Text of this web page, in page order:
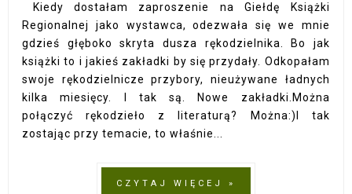
Kiedy dostałam zaproszenie na Giełdę Książki
Regionalnej jako wystawca, odezwała się we mnie
gdzieś głęboko skryta dusza rękodzielnika. Bo jak
książki to i jakieś zakładki by się przydały. Odkopałam
swoje rękodzielnicze przybory, nieużywane ładnych
kilka miesięcy. I tak są. Nowe zakładki.Można
połączyć rękodzieło z literaturą? Można:)I tak
zostając przy temacie, to właśnie...
CZYTAJ WIĘCEJ »